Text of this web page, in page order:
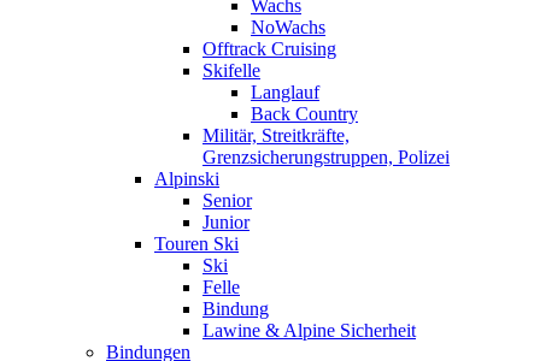
Wachs
NoWachs
Offtrack Cruising
Skifelle
Langlauf
Back Country
Militär, Streitkräfte,
Grenzsicherungstruppen, Polizei
Alpinski
Senior
Junior
Touren Ski
Ski
Felle
Bindung
Lawine & Alpine Sicherheit
Bindungen